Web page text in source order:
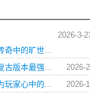
2026-3-
如何获取无赦复古传奇中的旷世神兵？稀有极品武器全攻略
2026-
传奇戒指怎么选？复古版本最强版本最强戒指搭配攻略
2026-
为什么老传奇能成为玩家心中的经典？这些秘诀你知道吗？